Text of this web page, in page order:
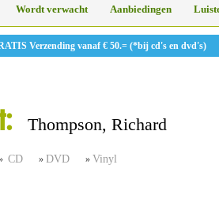
Wordt verwacht Aanbiedingen
Verzending vanaf € 50.= (*bij cd's en dvd's)
Thompson, Richard
CD » DVD » Vinyl